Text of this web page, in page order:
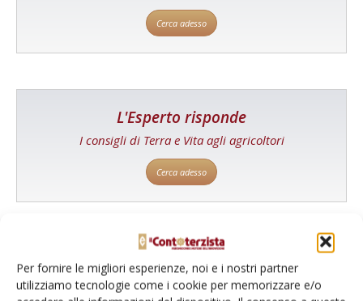
Per fornire le migliori esperienze, noi e i nostri partner
utilizziamo tecnologie come i cookie per memorizzare e/o
Cerca adesso
L'Esperto risponde
I consigli di Terra e Vita agli agricoltori
Cerca adesso